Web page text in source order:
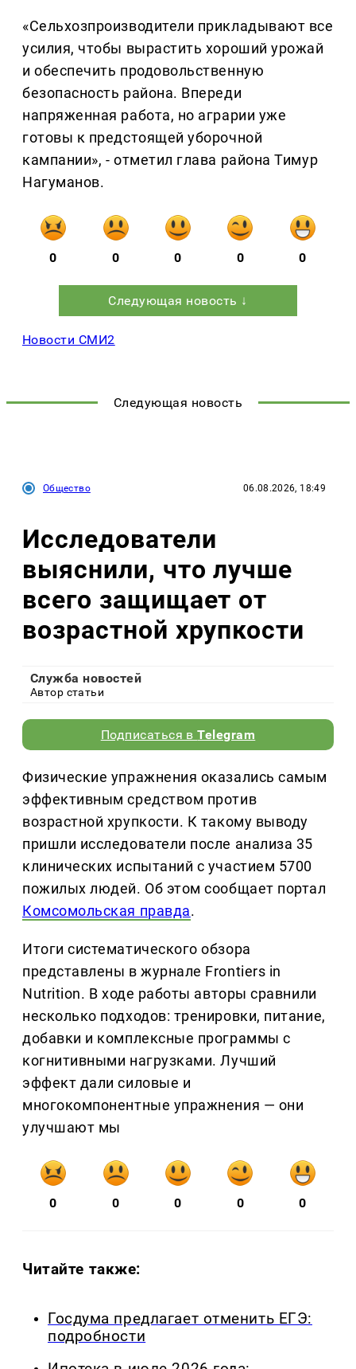
«Сельхозпроизводители прикладывают все
усилия, чтобы вырастить хороший урожай
и обеспечить продовольственную
безопасность района. Впереди
напряженная работа, но аграрии уже
готовы к предстоящей уборочной
кампании», - отметил глава района Тимур
Нагуманов.
0 0 0 0 0
Следующая новость ↓
Новости СМИ2
Следующая новость
Общество 06.08.2026, 18:49
Исследователи
выяснили, что лучше
всего защищает от
возрастной хрупкости
Служба новостей
Автор статьи
Подписаться вTelegram
Физические упражнения оказались самым
эффективным средством против
возрастной хрупкости. К такому выводу
пришли исследователи после анализа 35
клинических испытаний с участием 5700
пожилых людей. Об этом сообщает портал
Комсомольская правда.
Итоги систематического обзора
представлены в журнале Frontiers in
Nutrition. В ходе работы авторы сравнили
несколько подходов: тренировки, питание,
добавки и комплексные программы с
когнитивными нагрузками. Лучший
эффект дали силовые и
многокомпонентные упражнения — они
улучшают мы
0 0 0 0 0
Читайте также:
Госдума предлагает отменить ЕГЭ:
подробности